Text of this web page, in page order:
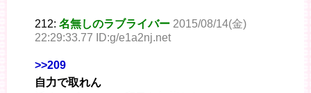
212: 名無しのラブライバー 2015/08/14(金)
22:29:33.77 ID:g/e1a2nj.net
>>209
自力で取れん